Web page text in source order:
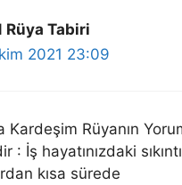
Rüya Tabiri
2021 23:09
Kardeşim Rüyanın
: İş hayatınızdaki
kısa sürede